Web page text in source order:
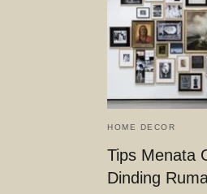
HOME DECOR
Tips Menata
Dinding